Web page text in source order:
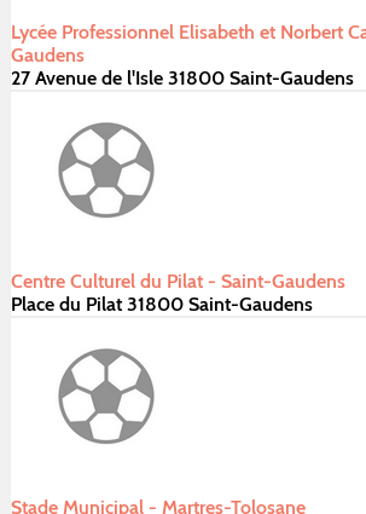
Lycée Professionnel Elisabeth et Norbert
Gaudens
27 Avenue de l'Isle 31800 Saint-Gaudens
Centre Culturel du Pilat - Saint-Gaudens
Place du Pilat 31800 Saint-Gaudens
Stade Municipal - Martres-Tolosane